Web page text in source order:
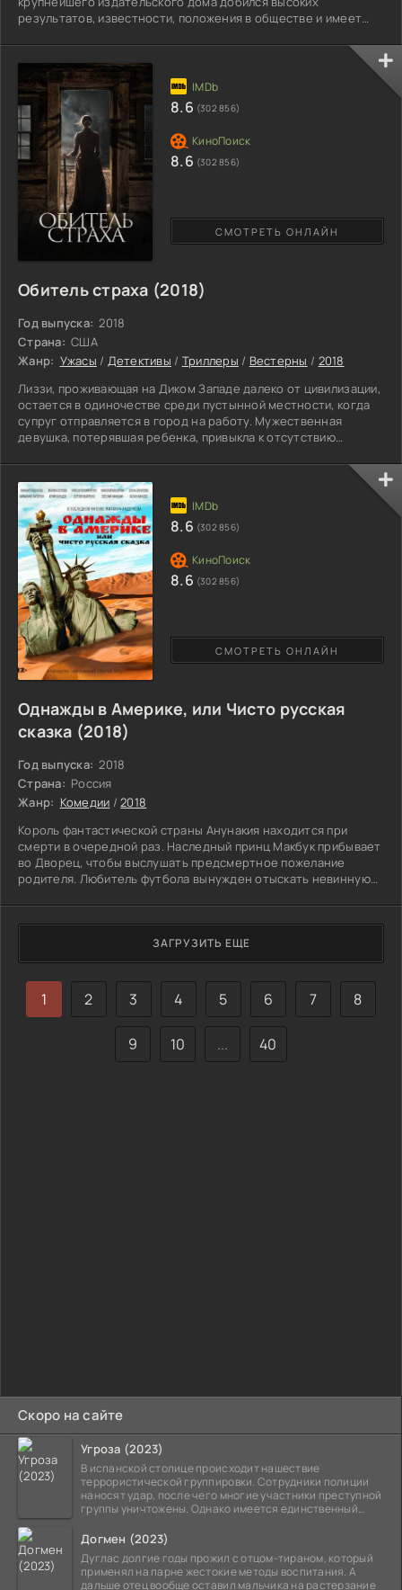
Скоро на сайте
Угроза (2023)
В испанской столице происходит нашествие
террористической группировки. Сотрудники полиции
наносят удар, после чего многие участники преступной
группы уничтожены. Однако имеется единственный
Догмен (2023)
Дуглас долгие годы прожил с отцом-тираном, который
применял на парне жестокие методы воспитания. А
дальше отец вообще оставил мальчика на растерзание
результатов, известности, положения в обществе и имеет
компании, женат на красивой женщине Марине, воспитывает
взрослого сына Сашку, завел роман с любовницей и
путешествует на собственном самолете. Идиллическая
атмосфера без скандалов, конфликтов, роскошный особняк и
заботливый отец – миллиардер и
Обитель страха (2018)
Год выпуска: 2018
Страна: США
Жанр: Ужасы / Детективы / Триллеры / Вестерны / 2018
Лиззи, проживающая на Диком Западе далеко от цивилизации,
остается в одиночестве среди пустынной местности, когда
супруг отправляется в город на работу. Мужественная
девушка, потерявшая ребенка, привыкла к отсутствию
научил возлюбленную пользоваться ружьем для самозащиты
от диких зверей. Свободное время она уделяет домашним
животным и бытовым проблемам. Прекрасная хозяйка и
заботливая жена создает в небольшой лачуге уют,
самостоятельно
СМОТРЕТЬ ОНЛАЙН
8.6 (302 856)
8.6 (302 856)
Однажды в Америке, или Чисто русская
сказка (2018)
Год выпуска: 2018
Страна: Россия
Жанр: Комедии /2018
Король фантастической страны Анунакия находится при
смерти в очередной раз. Наследный принц Макбук прибывает
во Дворец, чтобы выслушать предсмертное пожелание
родителя. Любитель футбола вынужден отыскать невинную
разговором следит робот – шпион, передающий информацию
американскому президенту. Услышав, что на территории
имеются залежи дорогостоящих полезных ископаемых, лидер
приказывает собираться в поход. Над тихими жителями
СМОТРЕТЬ ОНЛАЙН
8.6 (302 856)
8.6 (302 856)
ЗАГРУЗИТЬ ЕЩЕ
1 2 3 4 5 6 7 8
9 10 ... 40